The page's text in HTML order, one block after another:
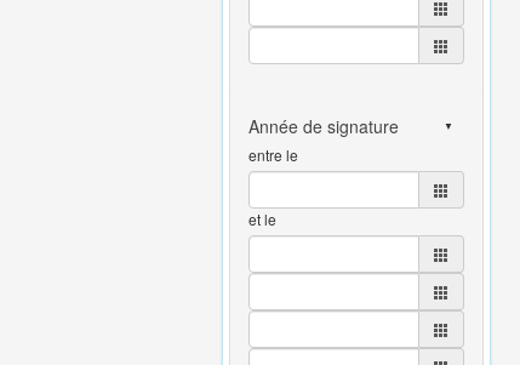
entre le
et le